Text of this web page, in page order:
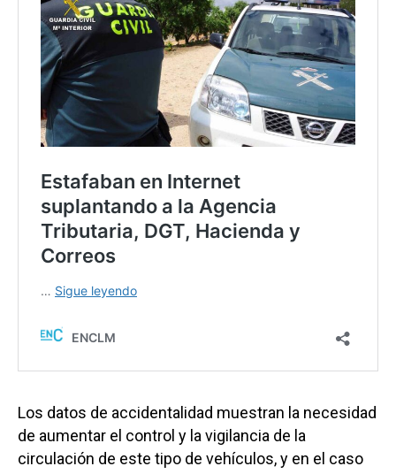
Los datos de accidentalidad muestran la necesidad
de aumentar el control y la vigilancia de la
circulación de este tipo de vehículos, y en el caso